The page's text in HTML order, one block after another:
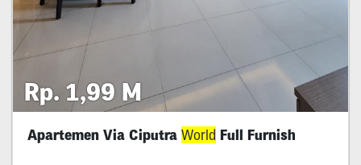
Rp. 1,99 M
Apartemen Via Ciputra World Full Furnish